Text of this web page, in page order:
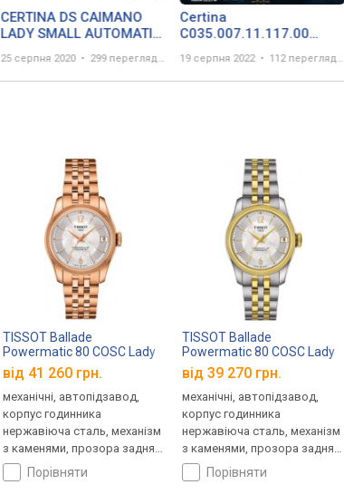
CERTINA DS CAIMANO
LADY SMALL AUTOMATIC
Zegarek / Watch 360
25 серпня 2020 299 переглядів
Certina
C035.007.11.117.00
19 серпня 2022 112 переглядів
TISSOT Ballade
Powermatic 80 COSC Lady
T108.208.33.117.00
від 41 260 грн.
механічні, автопідзавод,
корпус годинника
нержавіюча сталь, механізм
з каменями, прозора задня
кришка, хронометр
(сертифікація), ремінець:
порівняти
TISSOT Ballade
Powermatic 80 COSC Lady
T108.208.22.117.00
від 39 270 грн.
механічні, автопідзавод,
корпус годинника
нержавіюча сталь, механізм
з каменями, прозора задня
кришка, хронометр
(сертифікація), ремінець:
порівняти